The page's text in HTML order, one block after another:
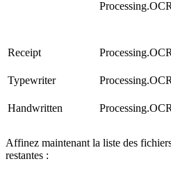
Processing.OCR
Receipt
Processing.OCR
Typewriter
Processing.OCR
Handwritten
Processing.OCR
Affinez maintenant la liste des
restantes :